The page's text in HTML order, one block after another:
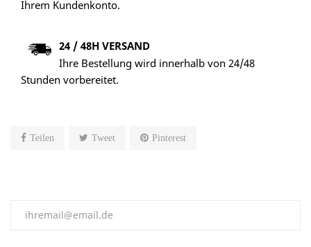
Ihrem Kundenkonto.
24 / 48H VERSAND
Ihre Bestellung wird innerhalb von 24/48
Stunden vorbereitet.
Teilen Tweet Pinterest